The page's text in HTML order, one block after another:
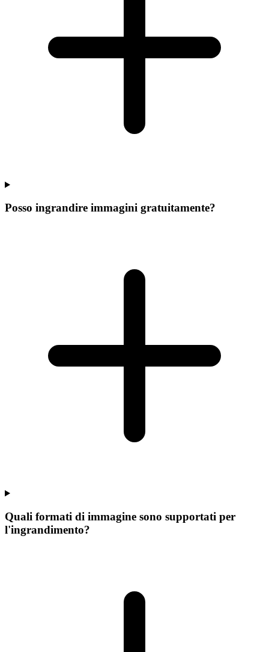
Posso ingrandire immagini gratuitamente?
Quali formati di immagine sono supportati per
l'ingrandimento?